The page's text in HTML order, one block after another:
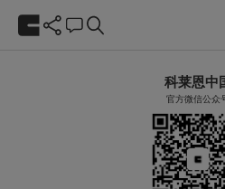
科莱恩中
官方微信公众